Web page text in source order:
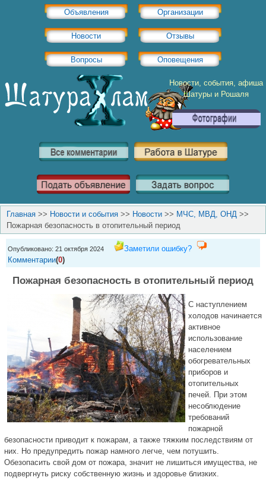
Объявления Организации
Новости Отзывы
Вопросы Оповещения
Новости, события, афиша
Шатуры и Рошаля
Главная >> Новости и события >> Новости >> МЧС, МВД, ОНД >>
Пожарная безопасность в отопительный период
Опубликовано: 21 октября 2024
Заметили ошибку?
Комментарии(0)
Пожарная безопасность в отопительный период
С наступлением
холодов начинается
активное
использование
населением
обогревательных
приборов и
отопительных
печей. При этом
несоблюдение
требований
пожарной
безопасности приводит к пожарам, а также тяжким последствиям от
них. Но предупредить пожар намного легче, чем потушить.
Обезопасить свой дом от пожара, значит не лишиться имущества, не
подвергнуть риску собственную жизнь и здоровье близких.